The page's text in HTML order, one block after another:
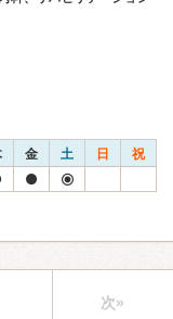
金 土 日 祝
次»